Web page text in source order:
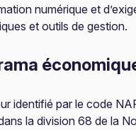
numérique et
et outils de gestion.
identifié par le code
la division 68 de la